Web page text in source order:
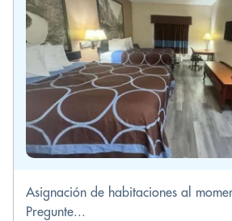
Asignación de habitaciones al
Pregunte...